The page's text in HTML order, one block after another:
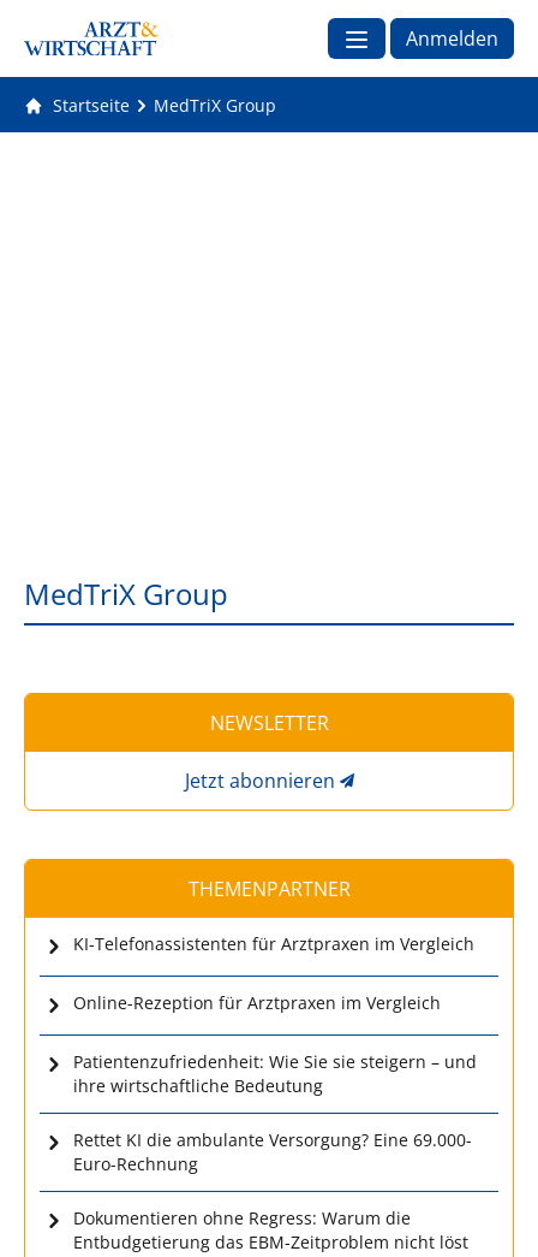
Anmelden
Startseite MedTriX Group
MedTriX Group
NEWSLETTER
Jetzt abonnieren
THEMENPARTNER
KI-Telefonassistenten für Arztpraxen im Vergleich
Online-Rezeption für Arztpraxen im Vergleich
Patientenzufriedenheit: Wie Sie sie steigern – und
ihre wirtschaftliche Bedeutung
Rettet KI die ambulante Versorgung? Eine 69.000-
Euro-Rechnung
Dokumentieren ohne Regress: Warum die
Entbudgetierung das EBM-Zeitproblem nicht löst